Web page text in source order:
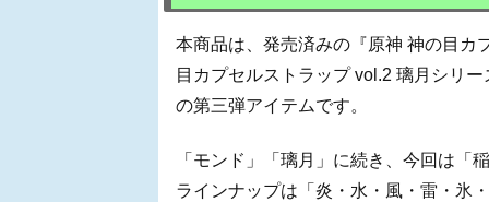
本商品は、発売済みの『原神 神の目カ
目カプセルストラップ vol.2 璃月シリ
の第三弾アイテムです。
「モンド」「璃月」に続き、今回は「
ラインナップは「炎・水・風・雷・氷